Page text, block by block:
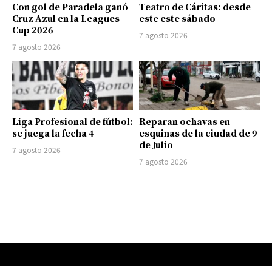
Con gol de Paradela ganó
Cruz Azul en la Leagues
Cup 2026
7 agosto 2026
Teatro de Cáritas: desde
este este sábado
7 agosto 2026
Liga Profesional de fútbol:
se juega la fecha 4
7 agosto 2026
Reparan ochavas en
esquinas de la ciudad de 9
de Julio
7 agosto 2026